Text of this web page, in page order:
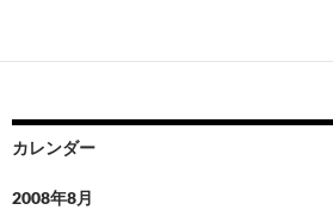
カレンダー
2008年8月